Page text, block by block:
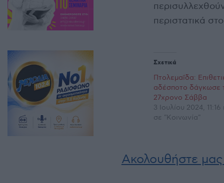
περιστατικά
Σχετικά
Πτολεμαΐδα:
αδέσποτο δάγκωσε
27χρονο Σάββα
3 Ιουλίου 2024, 11:16
σε "Κοινωνία"
Ακολουθήστε